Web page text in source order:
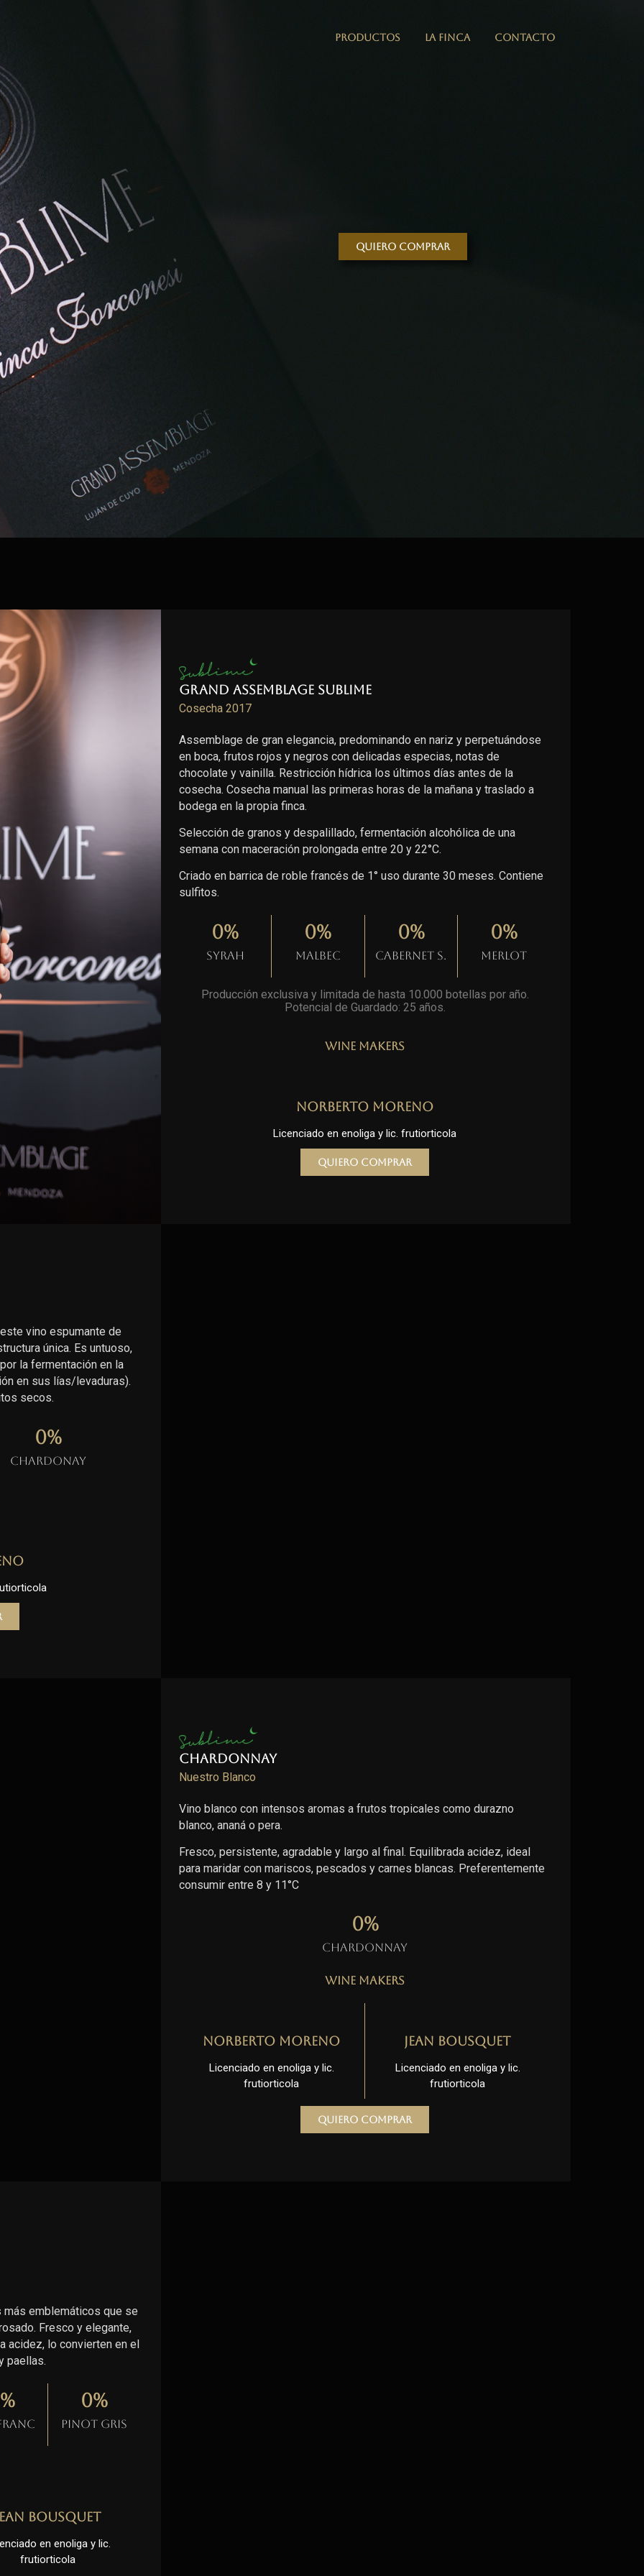
PRODUCTOS LA FINCA CONTACTO
Quiero comprar
Grand Assemblage Sublime
Cosecha 2017
Assemblage de gran elegancia, predominando en nariz y perpetuándose
en boca, frutos rojos y negros con delicadas especias, notas de
chocolate y vainilla. Restricción hídrica los últimos días antes de la
cosecha. Cosecha manual las primeras horas de la mañana y traslado a
bodega en la propia finca.
Selección de granos y despalillado, fermentación alcohólica de una
semana con maceración prolongada entre 20 y 22°C.
Criado en barrica de roble francés de 1° uso durante 30 meses. Contiene
sulfitos.
Syrah
0%
Malbec
0%
Cabernet S.
0%
Merlot
0%
Producción exclusiva y limitada de hasta 10.000 botellas por año.
Potencial de Guardado: 25 años
Wine Makers
Norberto Moreno
Licenciado en enoliga y lic. frutiorticola
Quiero comprar
vino espumante de
única. Es untuoso,
la fermentación en la
en sus lías/levaduras).
secos.
Chardonay
0%
Chardonnay
Nuestro Blanco
Vino blanco con intensos aromas a frutos tropicales como durazno
blanco, ananá o pera.
Fresco, persistente, agradable y largo al final. Equilibrada acidez, ideal
para maridar con mariscos, pescados y carnes blancas. Preferentemente
consumir entre 8 y 11°C
Chardonnay
0%
Wine Makers
Norberto Moreno
Licenciado en enoliga y lic.
frutiorticola
Jean Bousquet
Licenciado en enoliga y lic.
frutiorticola
Quiero comprar
más emblemáticos que se
Fresco y elegante,
acidez, lo convierten en el
paellas.
%
Pinot gris
0%
Bousquet
en enoliga y lic.
frutiorticola